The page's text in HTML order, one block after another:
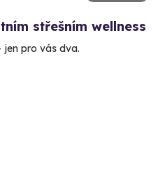
střešním wellness
jen pro vás dva.